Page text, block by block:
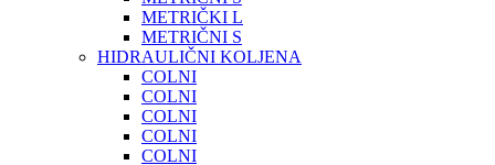
METRIČKI L
METRIČNI S
HIDRAULIČNI KOLJENA
COLNI
COLNI
COLNI
COLNI
COLNI